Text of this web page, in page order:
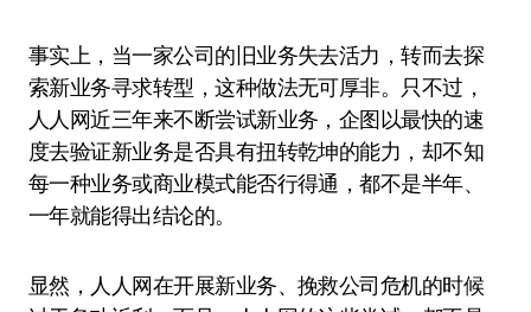
事实上，当一家公司的旧业务失去活力，转而去探
索新业务寻求转型，这种做法无可厚非。只不过，
人人网近三年来不断尝试新业务，企图以最快的速
度去验证新业务是否具有扭转乾坤的能力，却不知
每一种业务或商业模式能否行得通，都不是半年、
一年就能得出结论的。
显然，人人网在开展新业务、挽救公司危机的时候